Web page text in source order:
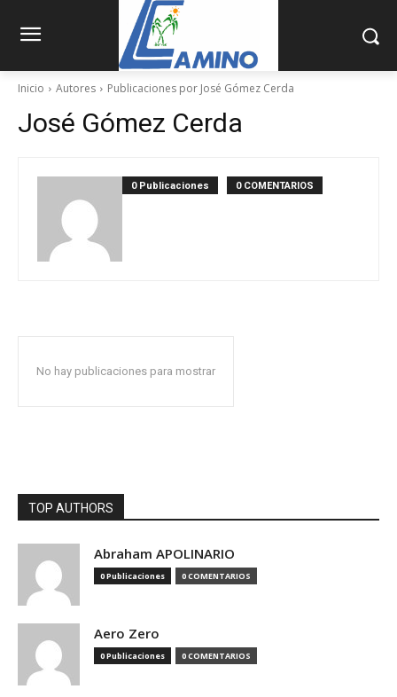
Inicio Autores Publicaciones por José Gómez Cerda
José Gómez Cerda
0 Publicaciones 0 COMENTARIOS
No hay publicaciones para mostrar
TOP AUTHORS
Abraham APOLINARIO
0 Publicaciones 0 COMENTARIOS
Aero Zero
0 Publicaciones 0 COMENTARIOS